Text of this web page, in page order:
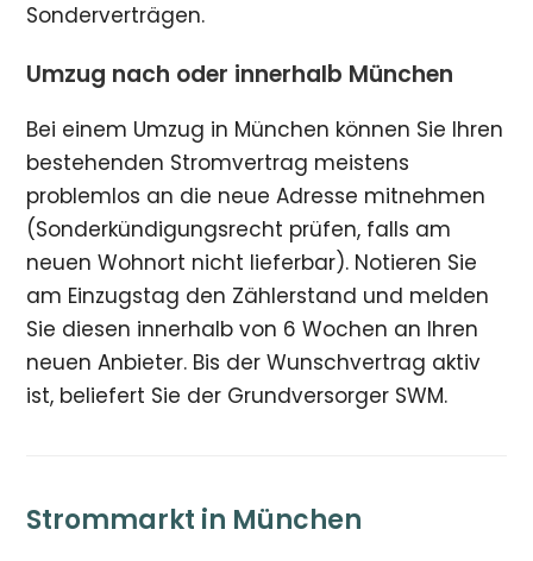
Sonderverträgen.
Umzug nach oder innerhalb München
Bei einem Umzug in München können Sie Ihren
bestehenden Stromvertrag meistens
problemlos an die neue Adresse mitnehmen
(Sonderkündigungsrecht prüfen, falls am
neuen Wohnort nicht lieferbar). Notieren Sie
am Einzugstag den Zählerstand und melden
Sie diesen innerhalb von 6 Wochen an Ihren
neuen Anbieter. Bis der Wunschvertrag aktiv
ist, beliefert Sie der Grundversorger SWM.
Strommarkt in München